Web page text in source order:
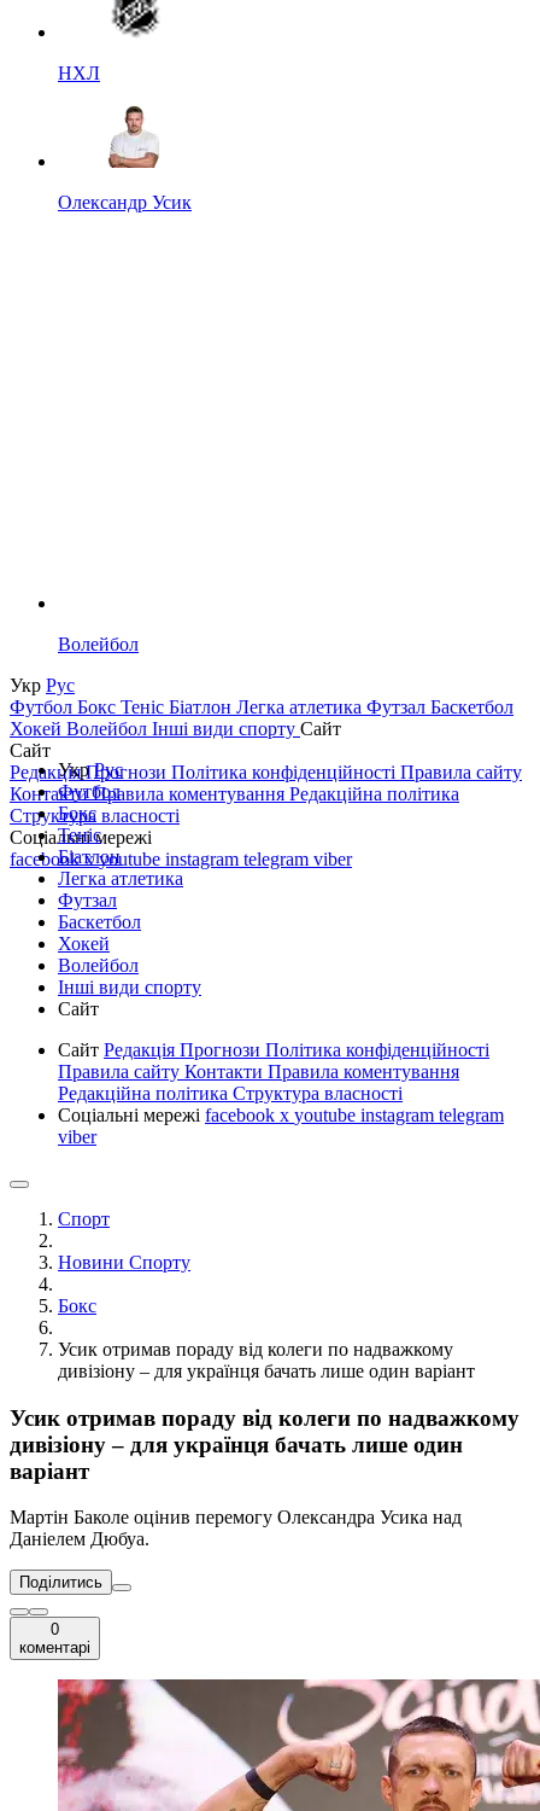
НХЛ
Олександр Усик
Волейбол
Укр Рус
Футбол Бокс Теніс Біатлон Легка атлетика Футзал Баскетбол
Хокей Волейбол Інші види спорту Сайт
Сайт
РедакціяПрогнози Політика конфіденційності Правила сайту
КонтактиПравила коментування Редакційна політика
Структура власності
Соціальні мережі
facebookxyoutube instagram telegram viber
УкрРус
Футбол
Бокс
Теніс
Біатлон
Легка атлетика
Футзал
Баскетбол
Хокей
Волейбол
Інші види спорту
Сайт
Сайт Редакція Прогнози Політика конфіденційності
Правила сайту Контакти Правила коментування
Редакційна політика Структура власності
Соціальні мережі facebook x youtube instagram telegram
viber
Спорт
Новини Спорту
Бокс
Усик отримав пораду від колеги по надважкому
дивізіону – для українця бачать лише один варіант
Усик отримав пораду від колеги по надважкому
дивізіону – для українця бачать лише один
варіант
Мартін Баколе оцінив перемогу Олександра Усика над
Даніелем Дюбуа.
Поділитись
0
коментарі